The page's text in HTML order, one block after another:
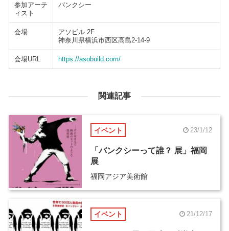
参加アーテ
ィスト
バンクシー
会場
アソビル 2F
神奈川県横浜市西区高島2-14-9
会場URL https://asobuild.com/
関連記事
イベント 23/1/12
「バンクシーって誰？ 展」福岡
展
福岡アジア美術館
イベント 21/12/17